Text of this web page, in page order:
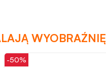
WYOBRAŹNIĘ
-50%